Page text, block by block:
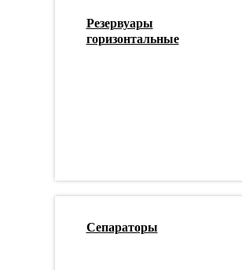
Резервуары
горизонтальные
Сепараторы